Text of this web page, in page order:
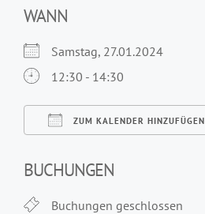
WANN
Samstag, 27.01.2024
12:30 - 14:30
ZUM KALENDER HINZUFÜGEN
BUCHUNGEN
Buchungen geschlossen